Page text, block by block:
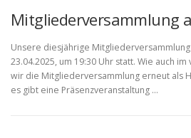
Mitgliederversammlung
Unsere diesjährige
23.04.2025, um 19:30 Uhr statt. Wie auch
wir die Mitgliederversammlung erneut als
es gibt eine Präsenzveranstaltung …